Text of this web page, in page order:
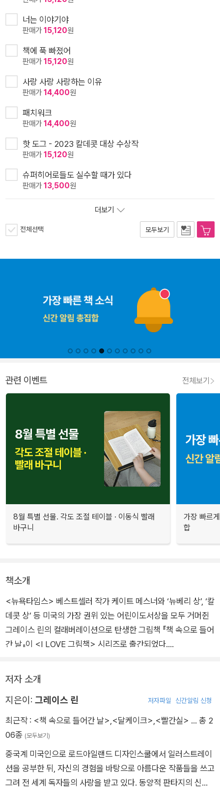
너는 이야기야
판매가15,120원
책에 푹 빠졌어
판매가15,120원
사랑 사랑 사랑하는 이유
판매가14,400원
패치워크
판매가14,400원
핫 도그 - 2023 칼데콧 대상 수상작
판매가15,120원
슈퍼히어로들도 실수할 때가 있다
판매가13,500원
더보기
전체선택 모두보기
관련 이벤트 전체보기
8월 특별 선물. 각도 조절 테이블 · 이동식 빨래
바구니
가장 빠르
합
책소개
<뉴욕타임스> 베스트셀러 작가 케이트 메스너와 ‘뉴베리 상’, ‘칼
데콧 상’ 등 미국의 가장 권위 있는 어린이도서상을 모두 거머쥔
그레이스 린의 컬래버레이션으로 탄생한 그림책 『책 속으로 들어
간 날』이 <I LOVE 그림책> 시리즈로 출간되었다.
『책 속으로 들어간 날』은 그레이스 린이 『달 케이크』에서 보여준
서정적이고 사랑스러운 상상력을 그대로 간직하면서도 더욱 풍
성한 색채감으로 독자의 시선을 사로잡는다. 아무 일 없이 집 안
에만 있는 것에 싫증이 난 앨리스는 호기심에 펼쳐 든 책 속의 그
림 안으로 들어선다. 열대 우림에서 꽃에 둘러싸여 새들과 놀고,
둥 떠다니는 등 경이로운 모험을 경험한다. 다채로운 풍경을 생생
하게 전달하는 두 작가의 풍부한 표현력은 오랫동안 책 속의 장소
에 머물고 싶도록 만든다.
저자 소개
지은이: 그레이스 린 저자파일 신간알림 신청
최근작 : <책 속으로 들어간 날>,<달케이크>,<빨간실> … 총 2
06종 (모두보기)
중국계 미국인으로 로드아일랜드 디자인스쿨에서 일러스트레이
션을 공부한 뒤, 자신의 경험을 바탕으로 아름다운 작품들을 쓰고
그려 전 세계 독자들의 사랑을 받고 있다. 동양적 판타지의 신비